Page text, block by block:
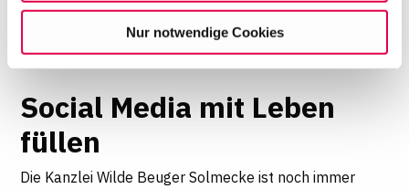
willigen Sie in die Verwendung der gewählten Cookies
ein. Diese Auswahl können Sie jederzeit ändern oder
Ihre Einwilligung widerrufen, indem Sie am Ende der
Informationen finden Sie in unseren
Datenschutzhinweisen
Nur notwendige Cookies
Social Media mit Leben
füllen
Die Kanzlei Wilde Beuger Solmecke ist noch immer